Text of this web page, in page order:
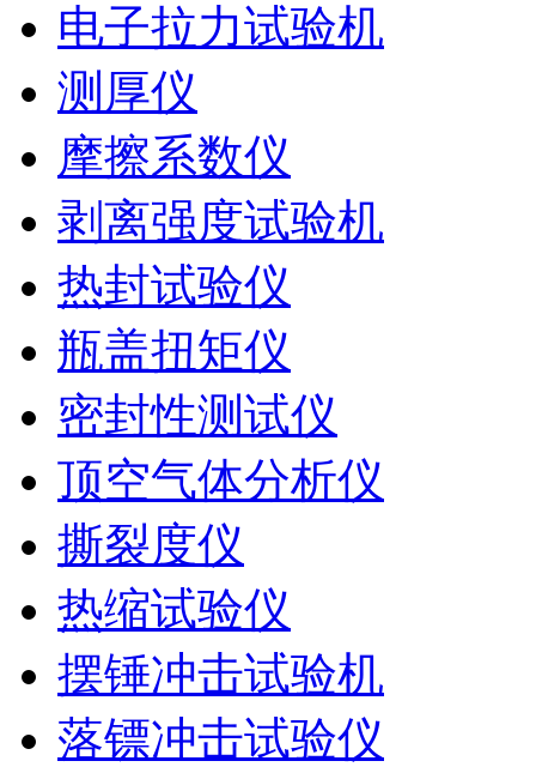
电子拉力试验机
测厚仪
摩擦系数仪
剥离强度试验机
热封试验仪
瓶盖扭矩仪
密封性测试仪
顶空气体分析仪
撕裂度仪
热缩试验仪
摆锤冲击试验机
落镖冲击试验仪